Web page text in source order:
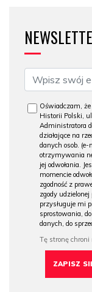
Oświadczam,
Historii Polski,
Administratora
działające na
danych osob.
otrzymywania
jej odwołania.
momencie
zgodność z
zgody
przysługuje mi
sprostowania,
danych, do